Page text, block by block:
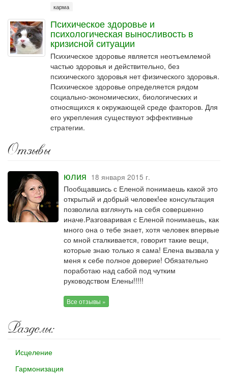
карма
Психическое здоровье и
психологическая выносливость в
кризисной ситуации
Психическое здоровье является неотъемлемой
частью здоровья и действительно, без
психического здоровья нет физического здоровья.
Психическое здоровье определяется рядом
социально-экономических, биологических и
относящихся к окружающей среде факторов. Для
его укрепления существуют эффективные
стратегии.
Отзывы
юлия 18 января 2015 г.
Пообщавшись с Еленой понимаешь какой это
открытый и добрый человек!ее консультация
позволила взглянуть на себя совершенно
иначе.Разговаривая с Еленой понимаешь, как
много она о тебе знает, хотя человек впервые
со мной сталкивается, говорит такие вещи,
которые знаю только я сама! Елена вызвала у
меня к себе полное доверие! Обязательно
поработаю над сабой под чутким
руководством Елены!!!!!
Все отзывы »
Разделы:
Исцеление
Гармонизация